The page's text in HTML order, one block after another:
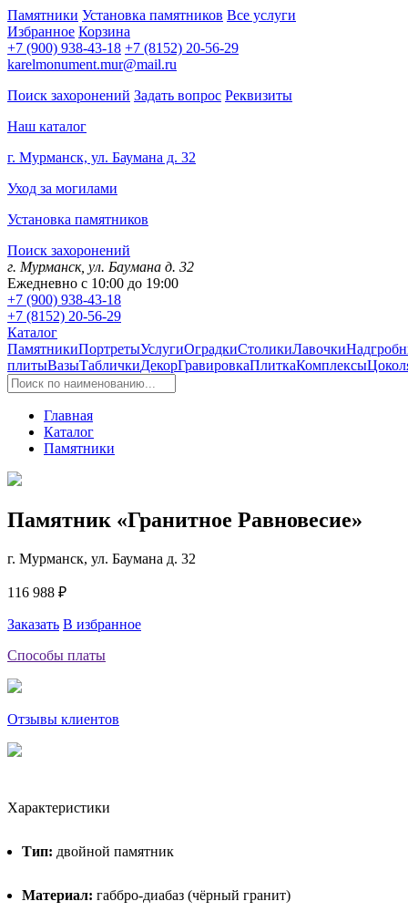
Памятники Установка памятников Все услуги
Избранное Корзина
+7 (900) 938-43-18 +7 (8152) 20-56-29
karelmonument.mur@mail.ru
Поиск захоронений Задать вопрос Реквизиты
Наш каталог
г. Мурманск, ул. Баумана д. 32
Уход за могилами
Установка памятников
Поиск захоронений
г. Мурманск, ул. Баумана д. 32
Ежедневно с 10:00 до 19:00
+7 (900) 938-43-18
+7 (8152) 20-56-29
Каталог
ПамятникиПортретыУслугиОградкиСтоликиЛавочки
плитыВазыТабличкиДекорГравировкаПлиткаКомплексы
Главная
Каталог
Памятники
Памятник «Гранитное Равновесие»
г. Мурманск, ул. Баумана д. 32
116 988 ₽
Заказать В избранное
Способы платы
Отзывы клиентов
Характеристики
Тип: двойной памятник
Материал: габбро-диабаз (чёрный гранит)